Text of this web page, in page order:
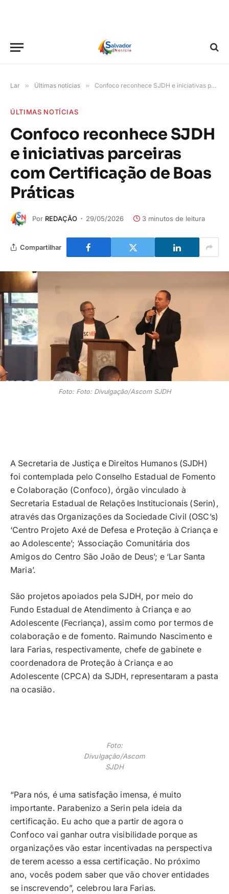
Lar » Últimas notícias » Confoco reconhece SJDH e iniciativas parceiras com Certificação de Boas Práticas
ÚLTIMAS NOTÍCIAS
Confoco reconhece SJDH
e iniciativas parceiras
com Certificação de Boas
Práticas
Por REDAÇÃO 29/05/2026 3 minutos de leitura
Compartilhar
Foto: Foto: Divulgação/Ascom SJDH
A Secretaria de Justiça e Direitos Humanos (SJDH)
foi contemplada pelo Conselho Estadual de Fomento
e Colaboração (Confoco), órgão vinculado à
Secretaria Estadual de Relações Institucionais (Serin),
através das Organizações da Sociedade Civil (OSC’s)
‘Centro Projeto Axé de Defesa e Proteção à Criança e
ao Adolescente’; ‘Associação Comunitária dos
Amigos do Centro São João de Deus’; e ‘Lar Santa
Maria’.
São projetos apoiados pela SJDH, por meio do
Fundo Estadual de Atendimento à Criança e ao
Adolescente (Fecriança), assim como por termos de
colaboração e de fomento. Raimundo Nascimento e
Iara Farias, respectivamente, chefe de gabinete e
coordenadora de Proteção à Criança e ao
Adolescente (CPCA) da SJDH, representaram a pasta
na ocasião.
Foto:
Divulgação/Ascom
SJDH
“Para nós, é uma satisfação imensa, é muito
importante. Parabenizo a Serin pela ideia da
certificação. Eu acho que a partir de agora o
Confoco vai ganhar outra visibilidade porque as
organizações vão estar incentivadas na perspectiva
de terem acesso a essa certificação. No próximo
ano, vocês podem saber que vão chover entidades
se inscrevendo”, celebrou Iara Farias.